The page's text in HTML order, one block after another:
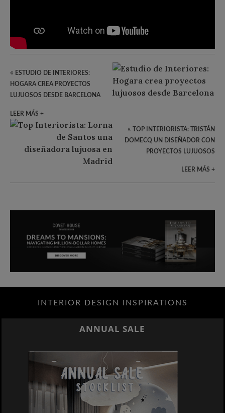
« ESTUDIO DE INTERIORES:
HOGARA CREA PROYECTOS
LUJUOSOS DESDE BARCELONA
LEER MÁS +
« TOP INTERIORISTA: TRISTÁN
DOMECQ UN DISEÑADOR CON
PROYECTOS LUJUOSOS
LEER MÁS +
INTERIOR DESIGN INSPIRATIONS
BEST INTERIOR DESIGNERS